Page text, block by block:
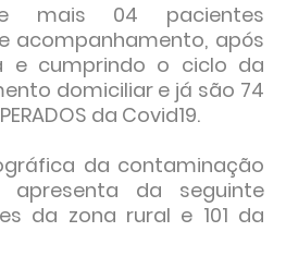
mais 04 pacientes
acompanhamento, após
e cumprindo o ciclo da
domiciliar e já são 74
da Covid19.
da contaminação
da seguinte
da zona rural e 101 da